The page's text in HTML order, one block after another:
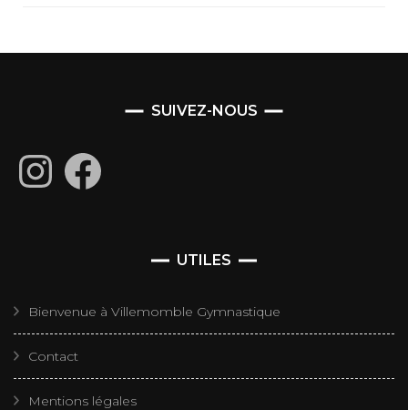
SUIVEZ-NOUS
InstagramFacebook
UTILES
Bienvenue à Villemomble Gymnastique
Contact
Mentions légales